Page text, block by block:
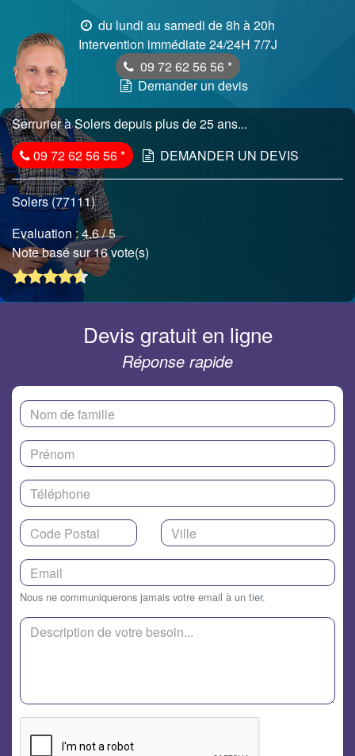
du lundi au samedi de 8h à 20h
Intervention immédiate 24/24H 7/7J
09 72 62 56 56 *
Demander un devis
Serrurier à Solers depuis plus de 25 ans...
09 72 62 56 56* DEMANDER UN DEVIS
Solers (77111)
Evaluation :4.6/ 5
Note basé sur 16 vote(s)
Devis gratuit en ligne
Réponse rapide
Nous ne communiquerons jamais votre email à un tier.